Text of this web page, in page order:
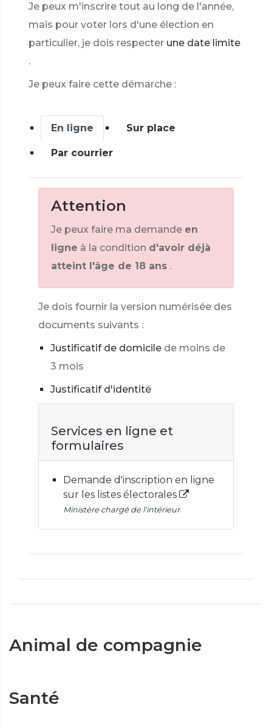
Je peux m'inscrire tout au long de l'année,
mais pour voter lors d'une élection en
particulier, je dois respecter une date limite
.
Je peux faire cette démarche :
En ligne Sur place
Par courrier
Attention
Je peux faire ma demande en
ligne à la condition d'avoir déjà
atteint l'âge de 18 ans .
Je dois fournir la version numérisée des
documents suivants :
Justificatif de domicile de moins de
3 mois
Justificatif d'identité
Services en ligne et
formulaires
Demande d'inscription en ligne
sur les listes électorales
Ministère chargé de l'intérieur
Animal de compagnie
Santé